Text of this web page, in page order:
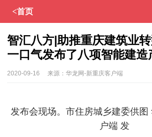
<首页
智汇八方|助推重庆建筑业
一口气发布了八项智能建造
来源： 华龙网-新重庆客户端
2020-09-16
发布会现场。市住房城乡建委供图
户端 发